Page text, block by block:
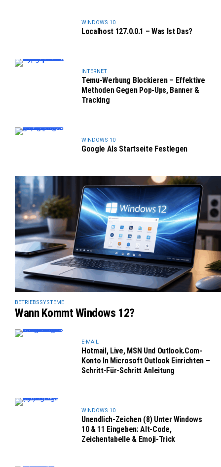
WINDOWS 10
Localhost 127.0.0.1 – Was Ist Das?
INTERNET
Temu-Werbung Blockieren – Effektive
Methoden Gegen Pop-Ups, Banner &
Tracking
WINDOWS 10
Google Als Startseite Festlegen
BETRIEBSSYSTEME
Wann Kommt Windows 12?
E-MAIL
Hotmail, Live, MSN Und Outlook.com-
Konto In Microsoft Outlook Einrichten –
Schritt-Für-Schritt Anleitung
WINDOWS 10
Unendlich-Zeichen (8) Unter Windows
10 & 11 Eingeben: Alt-Code,
Zeichentabelle & Emoji-Trick